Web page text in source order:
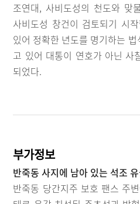
조연대, 사비도성의 천도와 맞
사비도성 창건이 검토되기 시
있어 정확한 년도를 명기하는
고 있어 대통이 연호가 아닌 사
되었다.
부가정보
반죽동 사지에 남아 있는 석조
반죽동 당간지주 보호 팬스 주